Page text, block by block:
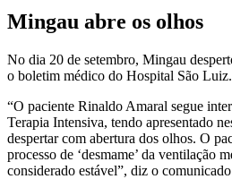
Mingau abre os olhos
No dia 20 de setembro, Mingau
o boletim médico do Hospital São Luiz.
“O paciente Rinaldo Amaral segue
Terapia Intensiva, tendo apresentado
despertar com abertura dos olhos. O
processo de ‘desmame’ da ventilação
considerado estável”, diz o